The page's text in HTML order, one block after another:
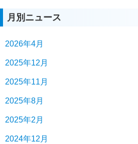
月別ニュース
2026年4月
2025年12月
2025年11月
2025年8月
2025年2月
2024年12月